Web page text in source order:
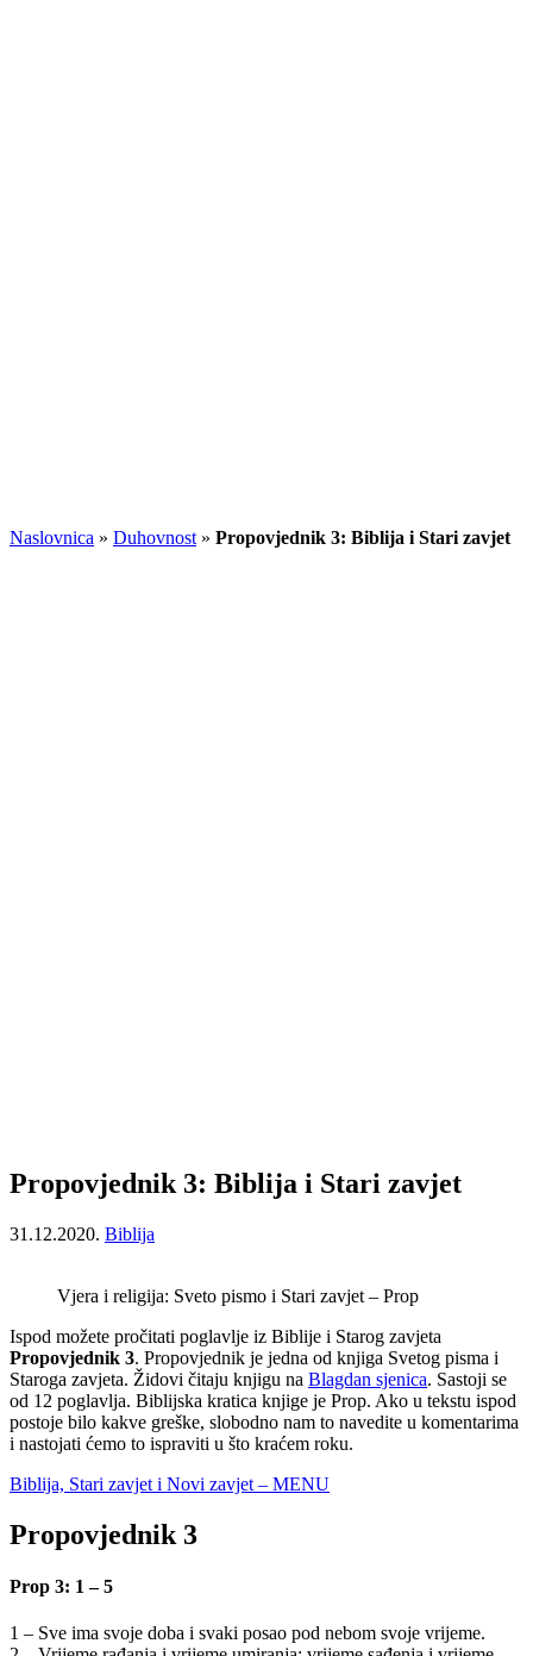
Naslovnica » Duhovnost » Propovjednik 3: Biblija i Stari zavjet
Propovjednik 3: Biblija i Stari zavjet
31.12.2020. Biblija
Vjera i religija: Sveto pismo i Stari zavjet – Prop
Ispod možete pročitati poglavlje iz Biblije i Starog zavjeta
Propovjednik 3. Propovjednik je jedna od knjiga Svetog pisma i
Staroga zavjeta. Židovi čitaju knjigu na Blagdan sjenica. Sastoji se
od 12 poglavlja. Biblijska kratica knjige je Prop. Ako u tekstu ispod
postoje bilo kakve greške, slobodno nam to navedite u komentarima
i nastojati ćemo to ispraviti u što kraćem roku.
Biblija, Stari zavjet i Novi zavjet – MENU
Propovjednik 3
Prop 3: 1 – 5
1 – Sve ima svoje doba i svaki posao pod nebom svoje vrijeme.